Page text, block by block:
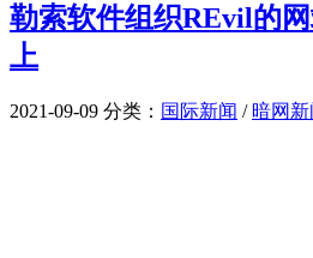
勒索软件组织REvil的
上
2021-09-09 分类： 国际新闻 / 暗网新